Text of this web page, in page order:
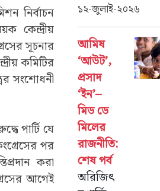
নির্বাচন
কেন্দ্রীয়
সূচনার
কমিটির
সংশোধনী
পার্টি যে
পর
করা
আগেই
১২-জুলাই-২০২৬
আমিষ
‘আউট’,
প্রসাদ
‘ইন’–
মিড ডে
মিলের
রাজনীতি:
শেষ পর্ব
অরিজিৎ